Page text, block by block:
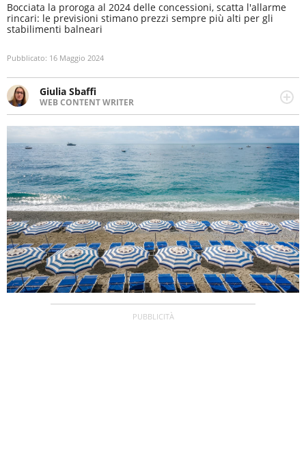
Bocciata la proroga al 2024 delle concessioni, scatta l'allarme
rincari: le previsioni stimano prezzi sempre più alti per gli
stabilimenti balneari
Pubblicato: 16 Maggio 2024
Giulia Sbaffi
WEB CONTENT WRITER
Web content writer appassionata di belle storie e di
viaggi, scrive da quando ne ha memoria. Curiosa per
natura, le piace tenersi informata su ciò che accade
intorno a lei.